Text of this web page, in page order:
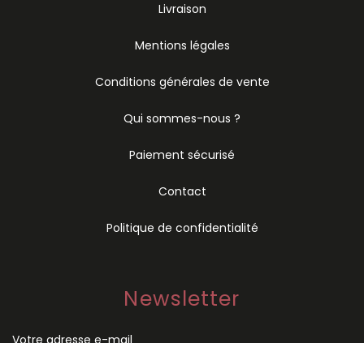
Livraison
Mentions légales
Conditions générales de vente
Qui sommes-nous ?
Paiement sécurisé
Contact
Politique de confidentialité
Newsletter